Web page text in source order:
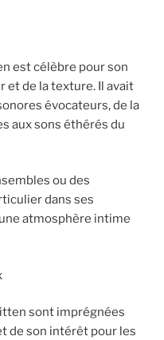
est célèbre pour son
et de la texture. Il avait
évocateurs, de la
aux sons éthérés du
ou des
dans ses
atmosphère intime
sont imprégnées
de son intérêt pour les